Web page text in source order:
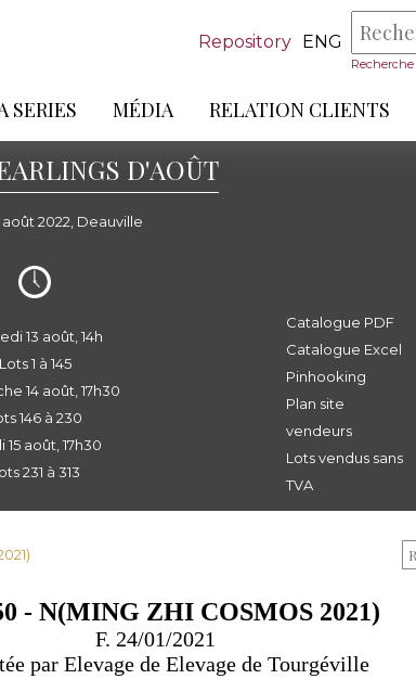
Repository ENG
SERIES MÉDIA RELATION CLIENTS
D'AOÛT
août 2022, Deauville
13 août, 14h
Lots 1 à 145
14 août, 17h30
146 à 230
15 août, 17h30
231 à 313
Catalogue PDF
Catalogue Excel
Pinhooking
Plan site
vendeurs
Lots vendus sans
TVA
- N(MING ZHI COSMOS 2021)
F. 24/01/2021
par Elevage de Elevage de Tourgéville